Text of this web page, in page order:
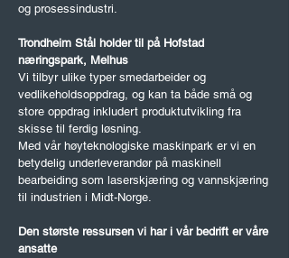
og prosessindustri.
Trondheim Stål holder til på Hofstad
næringspark, Melhus
Vi tilbyr ulike typer smedarbeider og
vedlikeholdsoppdrag, og kan ta både små og
store oppdrag inkludert produktutvikling fra
skisse til ferdig løsning.
Med vår høyteknologiske maskinpark er vi en
betydelig underleverandør på maskinell
bearbeiding som laserskjæring og vannskjæring
til industrien i Midt-Norge.
Den største ressursen vi har i vår bedrift er våre
ansatte